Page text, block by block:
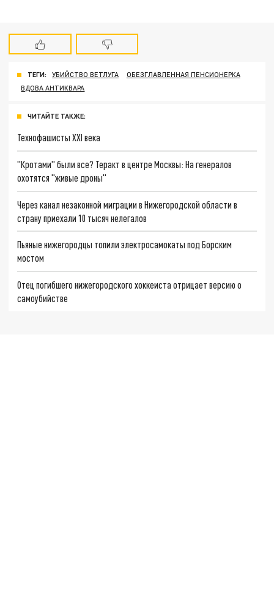
ТЕГИ: УБИЙСТВО ВЕТЛУГА
ОБЕЗГЛАВЛЕННАЯ ПЕНСИОНЕРКА
ВДОВА АНТИКВАРА
ЧИТАЙТЕ ТАКЖЕ:
Технофашисты XXI века
"Кротами" были все? Теракт в центре Москвы: На генералов
охотятся "живые дроны"
Через канал незаконной миграции в Нижегородской области в
страну приехали 10 тысяч нелегалов
Пьяные нижегородцы топили электросамокаты под Борским
мостом
Отец погибшего нижегородского хоккеиста отрицает версию о
самоубийстве